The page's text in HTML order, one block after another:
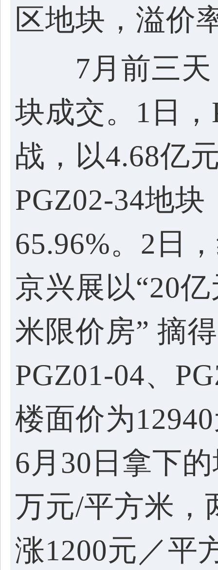
区地块，溢价
7月前三天
块成交。1日
战，以4.68亿
PGZ02-34地
65.96%。2日
京兴展以“20
米限价房” 摘
PGZ01-04、
楼面价为
6月30日拿下
万元/平方米，
涨1200元／平